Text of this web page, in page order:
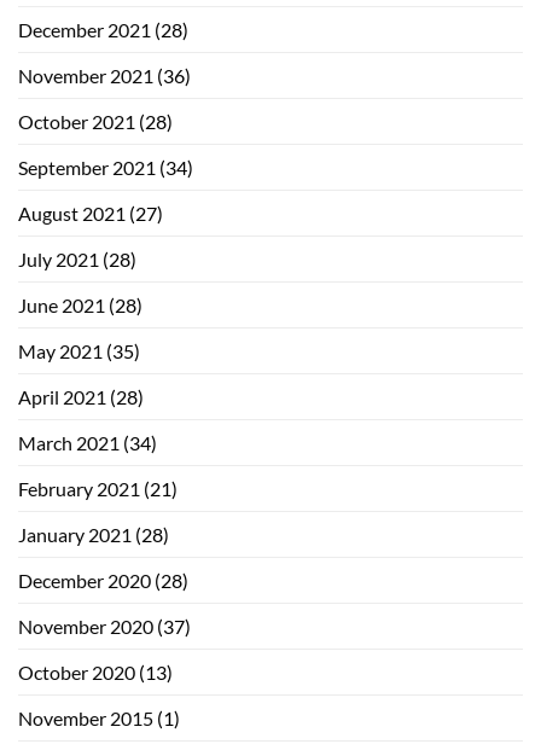
December 2021 (28)
November 2021 (36)
October 2021 (28)
September 2021 (34)
August 2021 (27)
July 2021 (28)
June 2021 (28)
May 2021 (35)
April 2021 (28)
March 2021 (34)
February 2021 (21)
January 2021 (28)
December 2020 (28)
November 2020 (37)
October 2020 (13)
November 2015 (1)